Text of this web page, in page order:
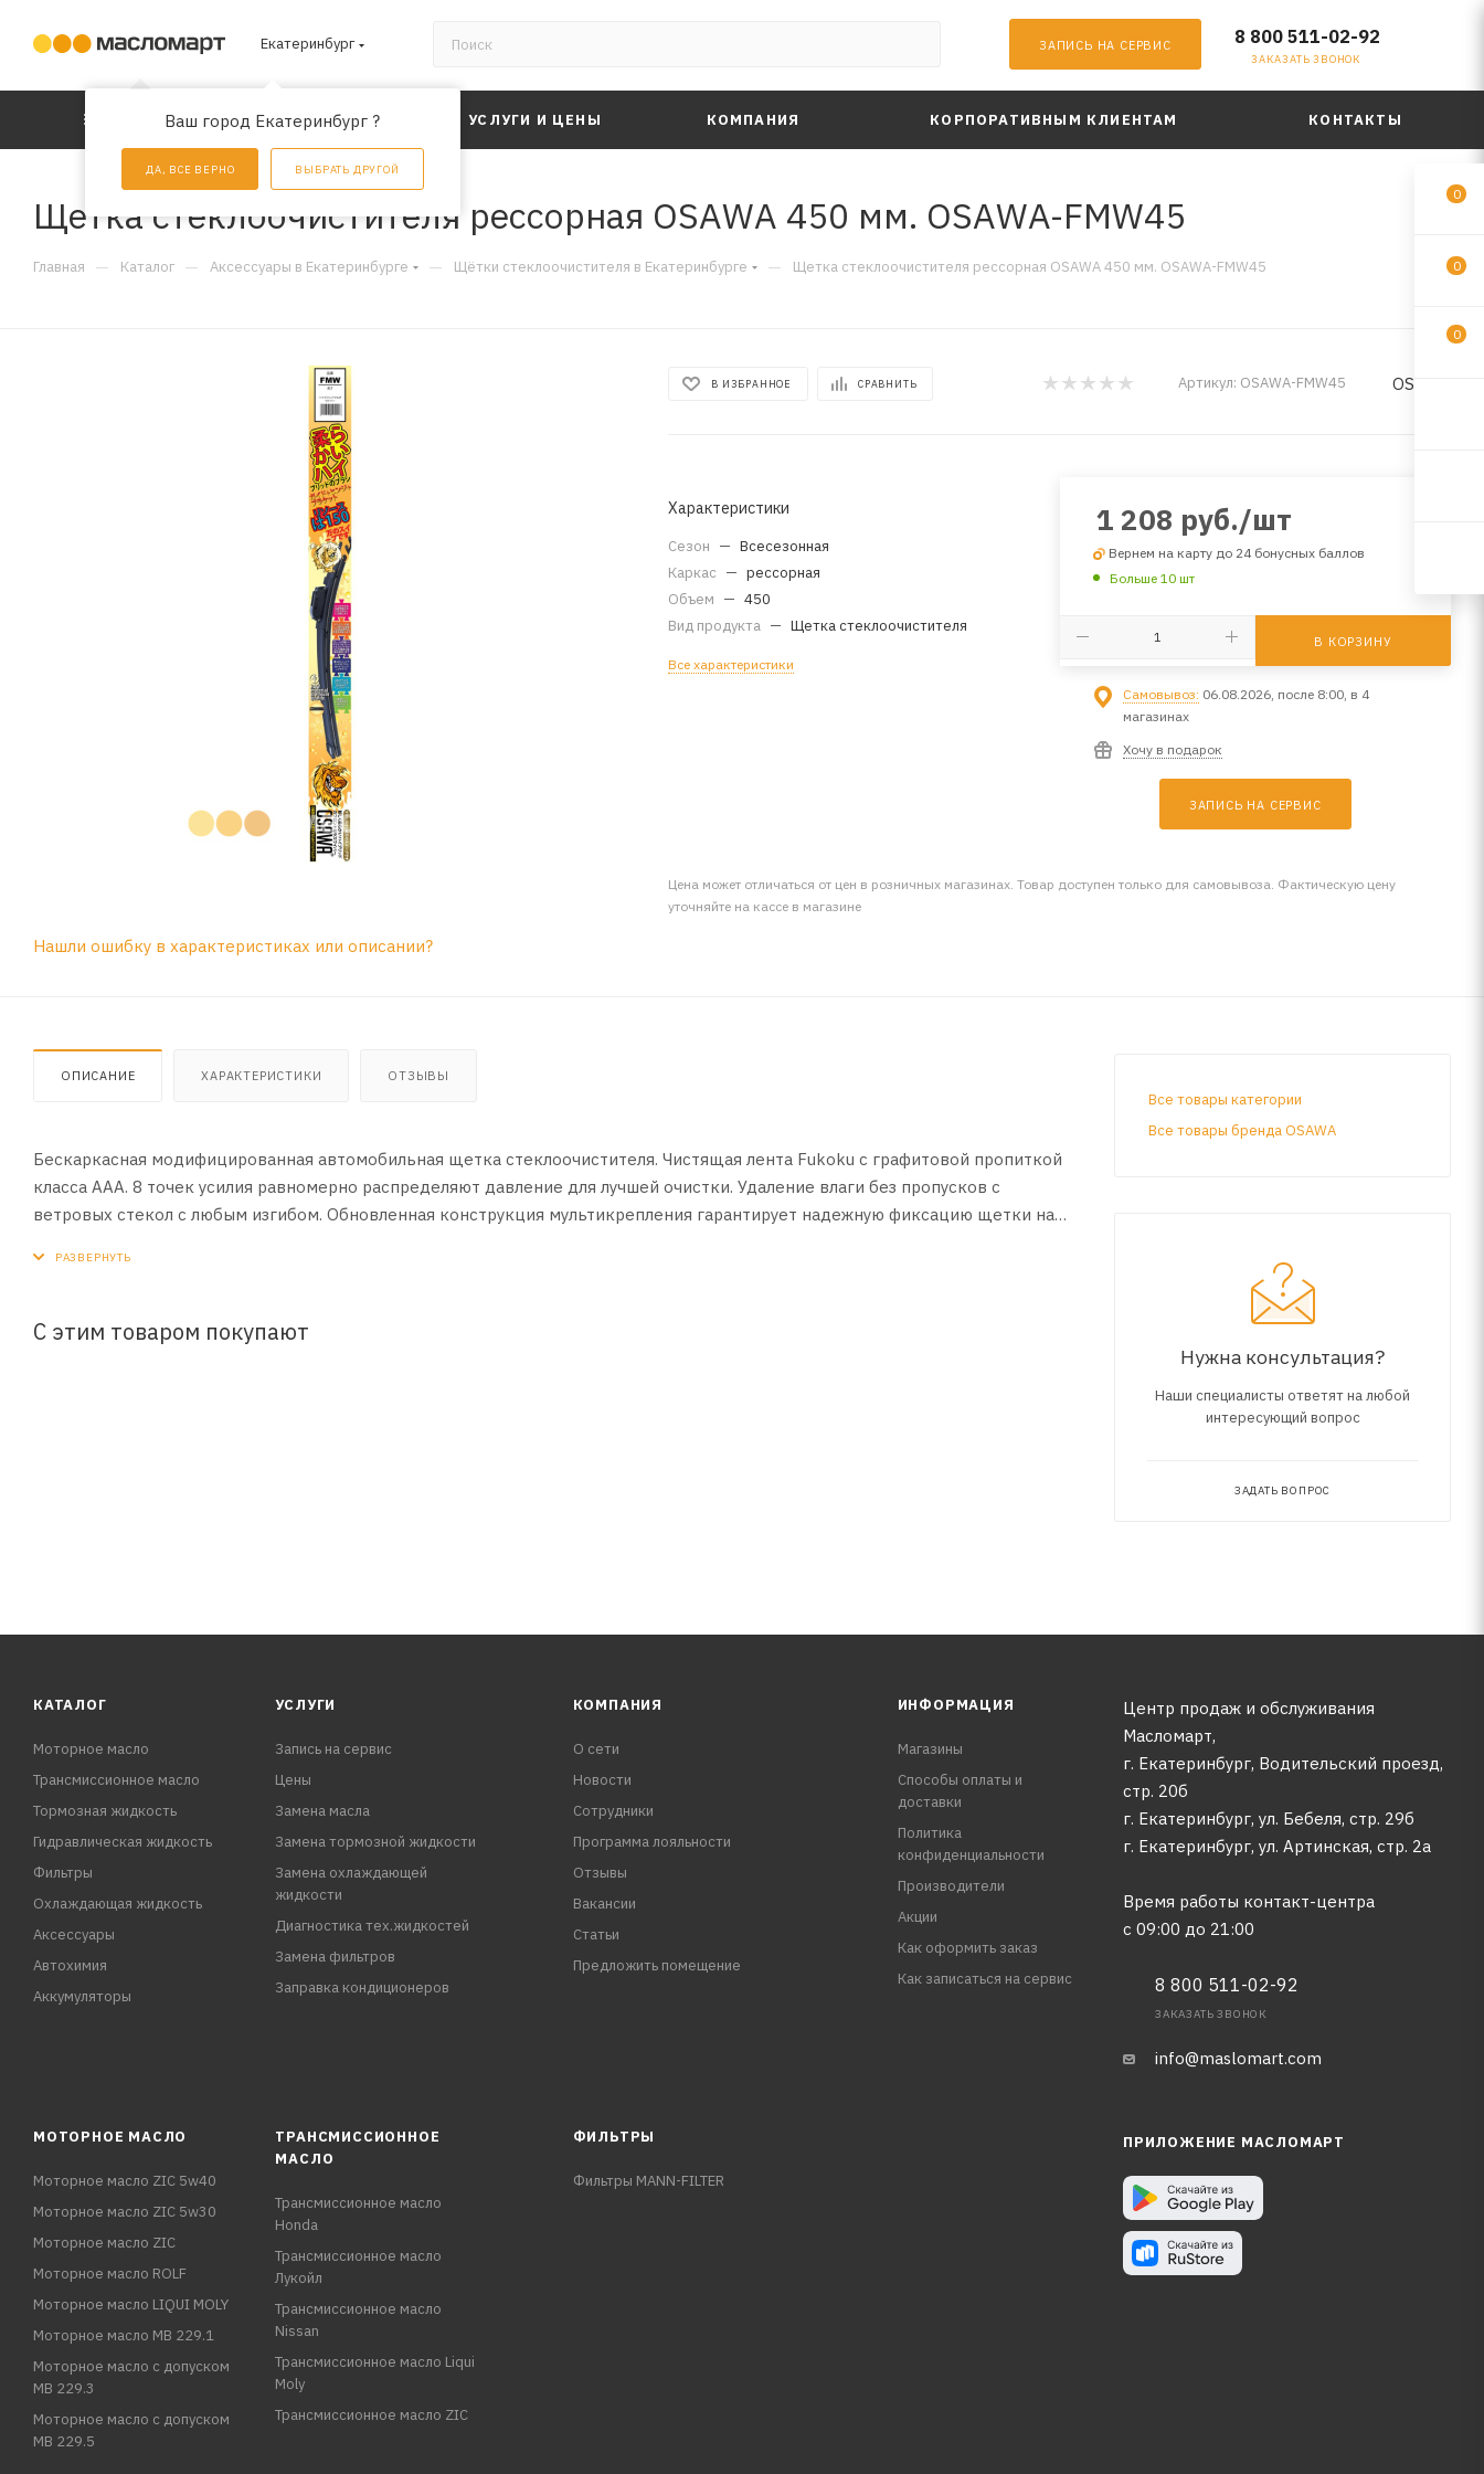
Екатеринбург
Ваш город Екатеринбург ?
ДА, ВСЕ ВЕРНО ВЫБРАТЬ ДРУГОЙ
ЗАПИСЬ НА СЕРВИС 8 800 511-02-92
ЗАКАЗАТЬ ЗВОНОК
КАТАЛОГ АКЦИИ УСЛУГИ И ЦЕНЫ КОМПАНИЯ КОРПОРАТИВНЫМ КЛИЕНТАМ КОНТАКТЫ
Щетка стеклоочистителя рессорная OSAWA 450 мм. OSAWA-FMW45
Главная — Каталог — Аксессуары в Екатеринбурге — Щётки стеклоочистителя в Екатеринбурге — Щетка стеклоочистителя рессорная OSAWA 450 мм. OSAWA-FMW45
В ИЗБРАННОЕ СРАВНИТЬ Артикул: OSAWA-FMW45 OSAWA
Характеристики
Сезон — Всесезонная
Каркас — рессорная
Объем — 450
Вид продукта — Щетка стеклоочистителя
Все характеристики
1 208 руб./шт
Вернем на карту до 24 бонусных баллов
Больше 10 шт
В КОРЗИНУ
Самовывоз: 06.08.2026, после 8:00, в 4
магазинах
Хочу в подарок
ЗАПИСЬ НА СЕРВИС
Цена может отличаться от цен в розничных магазинах. Товар доступен только для самовывоза. Фактическую цену
уточняйте на кассе в магазине
Нашли ошибку в характеристиках или описании?
ОПИСАНИЕ ХАРАКТЕРИСТИКИ ОТЗЫВЫ
Бескаркасная модифицированная автомобильная щетка стеклоочистителя. Чистящая лента Fukoku с графитовой пропиткой
класса ААА. 8 точек усилия равномерно распределяют давление для лучшей очистки. Удаление влаги без пропусков с
ветровых стекол с любым изгибом. Обновленная конструкция мультикрепления гарантирует надежную фиксацию щетки на
С этим товаром покупают
Все товары категории
Все товары бренда OSAWA
Нужна консультация?
Наши специалисты ответят на любой
интересующий вопрос
ЗАДАТЬ ВОПРОС
КАТАЛОГ
Моторное масло
Трансмиссионное масло
Тормозная жидкость
Гидравлическая жидкость
Фильтры
Охлаждающая жидкость
Аксессуары
Автохимия
Аккумуляторы
УСЛУГИ
Запись на сервис
Цены
Замена масла
Замена тормозной жидкости
Замена охлаждающей
жидкости
Диагностика тех.жидкостей
Замена фильтров
Заправка кондиционеров
КОМПАНИЯ
О сети
Новости
Сотрудники
Программа лояльности
Отзывы
Вакансии
Статьи
Предложить помещение
ИНФОРМАЦИЯ
Магазины
Способы оплаты и
доставки
Политика
конфиденциальности
Производители
Акции
Как оформить заказ
Как записаться на сервис
Центр продаж и обслуживания
Масломарт,
г. Екатеринбург, Водительский проезд,
стр. 20б
г. Екатеринбург, ул. Бебеля, стр. 29б
г. Екатеринбург, ул. Артинская, стр. 2а
Время работы контакт-центра
с 09:00 до 21:00
8 800 511-02-92
ЗАКАЗАТЬ ЗВОНОК
info@maslomart.com
МОТОРНОЕ МАСЛО
Моторное масло ZIC 5w40
Моторное масло ZIC 5w30
Моторное масло ZIC
Моторное масло ROLF
Моторное масло LIQUI MOLY
Моторное масло MB 229.1
Моторное масло с допуском
MB 229.3
Моторное масло с допуском
MB 229.5
ТРАНСМИССИОННОЕ
МАСЛО
Трансмиссионное масло
Honda
Трансмиссионное масло
Лукойл
Трансмиссионное масло
Nissan
Трансмиссионное масло Liqui
Moly
Трансмиссионное масло ZIC
ФИЛЬТРЫ
Фильтры MANN-FILTER
ПРИЛОЖЕНИЕ МАСЛОМАРТ
0
0
0